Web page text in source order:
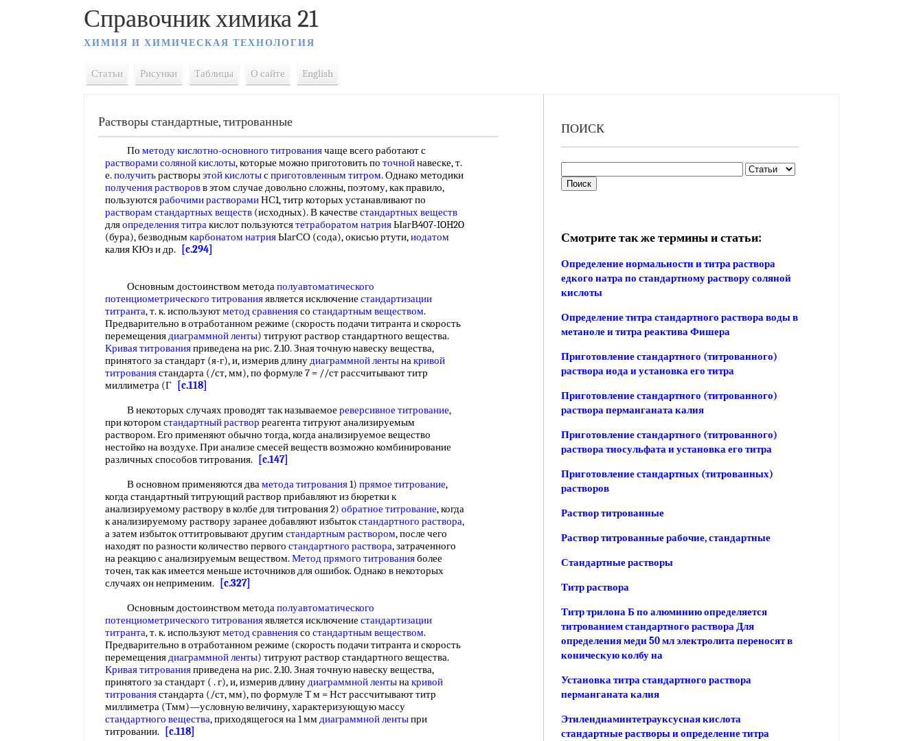
Справочник химика 21
ХИМИЯ И ХИМИЧЕСКАЯ ТЕХНОЛОГИЯ
Статьи Рисунки Таблицы О сайте English
Растворы стандартные, титрованные
По методу кислотно-основного титрованиячаще всего работают с
растворами соляной кислоты, которые можно приготовить по точнойнавеске, т.
е.получитьрастворыэтой кислотысприготовленным титром. Однако методики
получения растворовв этом случае довольно сложны, поэтому, как правило,
пользуютсярабочими растворамиНС1, титр которых устанавливают по
растворам стандартных веществ (исходных). В качестве стандартных веществ
дляопределения титракислот пользуютсятетраборатом натрияЫагВ407-IOH2O
(бура), безводным карбонатом натрияЫагСО (сода), окисью ртути,иодатом
калия КЮз и др.
[c.294]
Основным достоинством методаполуавтоматического
потенциометрического титрованияявляется исключение стандартизации
титранта, т. к. используютметод сравнениясо стандартным веществом.
Предварительно в отработанном режиме (скорость подачи титранта и скорость
перемещениядиаграммной ленты) титруют раствор стандартного вещества.
Кривая титрованияприведена на рис. 2.10. Зная точную навеску вещества,
принятого за стандарт (я-г), и, измерив длинудиаграммной лентынакривой
титрованиястандарта (/ст, мм), по формуле 7 = //ст рассчитывают титр
миллиметра (Г
[c.118]
В некоторых случаях проводят так называемое реверсивное титрование,
при котором стандартный раствор реагента титруют анализируемым
раствором. Его применяют обычно тогда, когда анализируемое вещество
нестойко на воздухе. При анализе смесей веществ возможно комбинирование
различных способов титрования.
[c.147]
В основном применяются дваметода титрования1) прямое титрование,
когда стандартный титрующий раствор прибавляют из бюретки к
анализируемому раствору в колбе для титрования 2) обратное титрование, когда
к анализируемому раствору заранее добавляют избытокстандартного раствора,
а затем избыток оттитровывают другим стандартным раствором, после чего
находят по разности количество первого стандартного раствора, затраченного
на реакцию с анализируемым веществом.Метод прямого титрованияболее
точен, так как имеется меньше источников для ошибок. Однако в некоторых
случаях он неприменим.
[c.327]
Основным достоинством методаполуавтоматического
потенциометрического титрованияявляется исключение стандартизации
титранта, т. к. используютметод сравнениясо стандартным веществом.
Предварительно в отработанном режиме (скорость подачи титранта и скорость
перемещениядиаграммной ленты) титруют раствор стандартного вещества.
Кривая титрованияприведена на рис. 2.10. Зная точную навеску вещества,
принятого за стандарт ( . г), и, измерив длинудиаграммной лентынакривой
титрованиястандарта (/ст, мм), по формуле Т м = Нст рассчитывают титр
миллиметра (Тмм)—условную величину, характеризующую массу
стандартного вещества, приходящегося на 1 мм диаграммной лентыпри
титровании.
[c.118]
ПОИСК
Смотрите так же термины и статьи:
Определение нормальности и титра раствора
едкого натра по стандартному раствору соляной
кислоты
Определение титра стандартного раствора воды в
метаноле и титра реактива Фишера
Приготовление стандартного (титрованного)
раствора иода и установка его титра
Приготовление стандартного (титрованного)
раствора перманганата калия
Приготовление стандартного (титрованного)
раствора тиосульфата и установка его титра
Приготовление стандартных (титрованных)
растворов
Раствор титрованные
Раствор титрованные рабочие, стандартные
Стандартные растворы
Титр раствора
Титр трилона Б по алюминию определяется
титрованием стандартного раствора Для
определения меди 50 мл электролита переносят в
коническую колбу на
Установка титра стандартного раствора
перманганата калия
Этилендиаминтетрауксусная кислота
стандартные растворы и определение титра